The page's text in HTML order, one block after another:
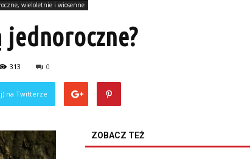
wieloletnie i wiosenne
jednoroczne?
313 0
na Twitterze
ZOBACZ TEŻ